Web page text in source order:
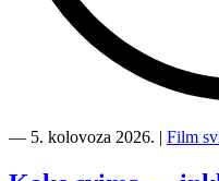
Mediteran
Film
― 5. kolovoza 2026. | Film